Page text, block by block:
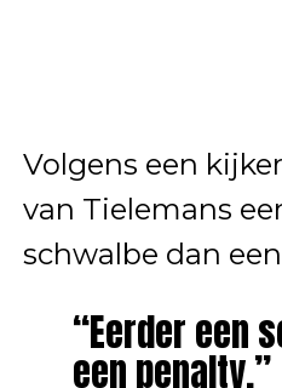
Volgens een
van Tielemans
schwalbe dan
“Eerder een
een penalty.”